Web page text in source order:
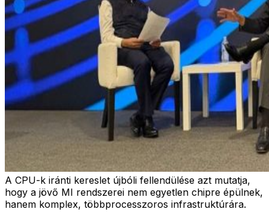
A CPU-k iránti kereslet újbóli fellendülése azt mutatja,
hogy a jövő MI rendszerei nem egyetlen chipre épülnek,
hanem komplex, többprocesszoros infrastruktúrára.